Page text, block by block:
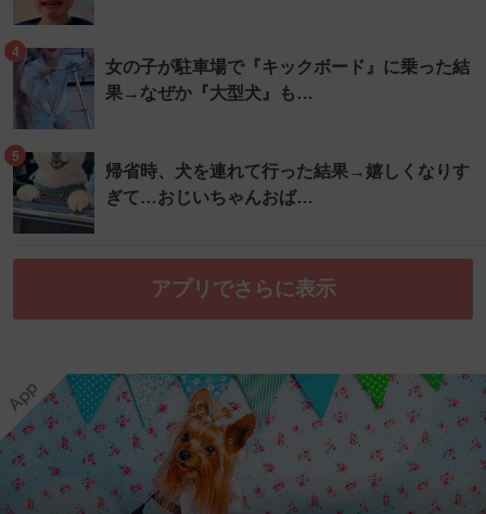
4
女の子が駐車場で『キックボード』に乗った結
果→なぜか『大型犬』も…
5
帰省時、犬を連れて行った結果→嬉しくなりす
ぎて…おじいちゃんおば…
アプリでさらに表示